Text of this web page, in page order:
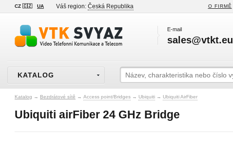
CZ 🇨🇿 UA Váš region: Česká Republika O FIRMĚ
E-mail
sales@vtkt.eu
KATALOG
Katalog → Bezdrátové sítě → Access point/Bridges → Ubiquiti → Ubiquiti AirFiber
Ubiquiti airFiber 24 GHz Bridge